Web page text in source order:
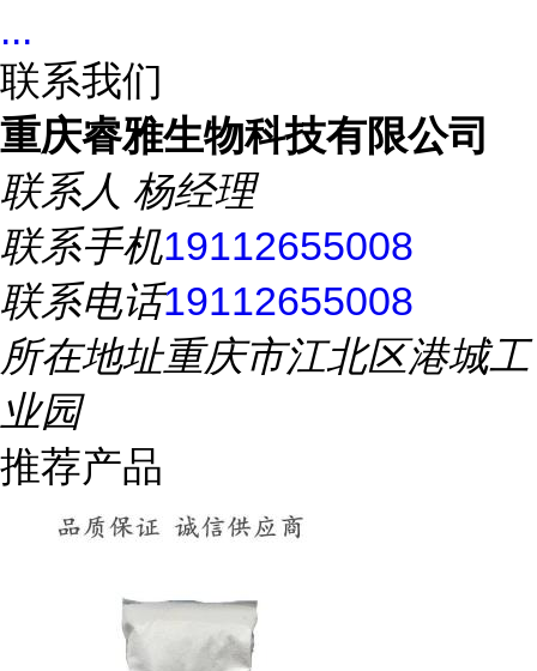
...
联系我们
重庆睿雅生物科技有限公司
联系人 杨经理
联系手机19112655008
联系电话19112655008
所在地址重庆市江北区港城工
业园
推荐产品